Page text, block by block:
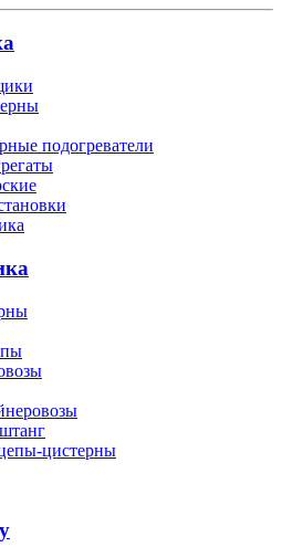
подогреватели
цистерны